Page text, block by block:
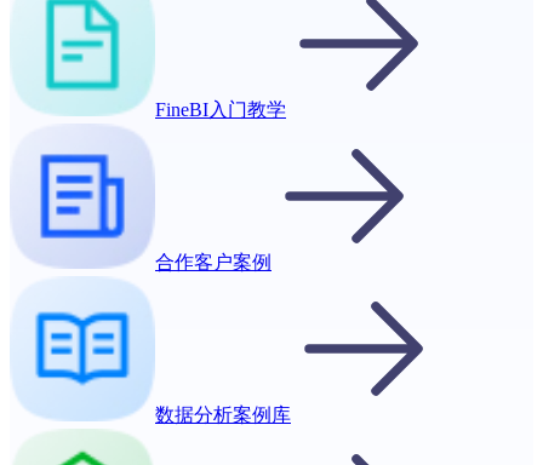
FineBI入门教学
合作客户案例
数据分析案例库